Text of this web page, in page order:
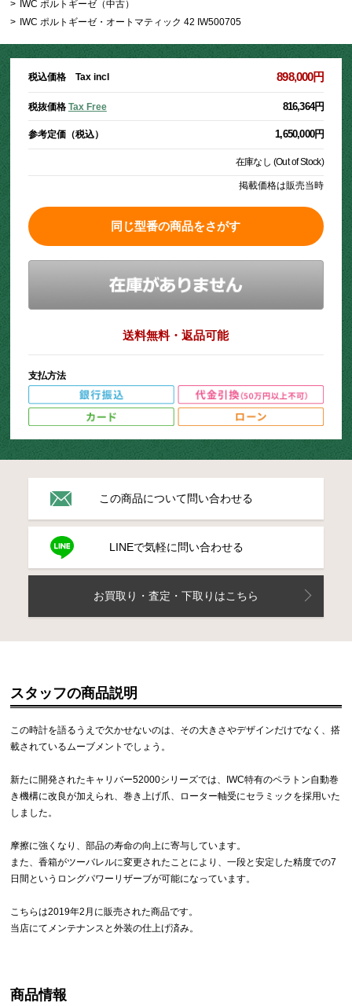
> IWC ポルトギーゼ（中古）
> IWC ポルトギーゼ・オートマティック 42 IW500705
税込価格 Tax incl 898,000円
税抜価格 Tax Free 816,364円
参考定価（税込） 1,650,000円
在庫なし (Out of Stock)
掲載価格は販売当時
同じ型番の商品をさがす
送料無料・返品可能
支払方法
この商品について問い合わせる
LINEで気軽に問い合わせる
お買取り・査定・下取りはこちら
スタッフの商品説明
この時計を語るうえで欠かせないのは、その大きさやデザインだけでなく、搭
載されているムーブメントでしょう。
新たに開発されたキャリバー52000シリーズでは、IWC特有のペラトン自動巻
き機構に改良が加えられ、巻き上げ爪、ローター軸受にセラミックを採用いた
しました。
摩擦に強くなり、部品の寿命の向上に寄与しています。
また、香箱がツーバレルに変更されたことにより、一段と安定した精度での7
日間というロングパワーリザーブが可能になっています。
こちらは2019年2月に販売された商品です。
当店にてメンテナンスと外装の仕上げ済み。
商品情報